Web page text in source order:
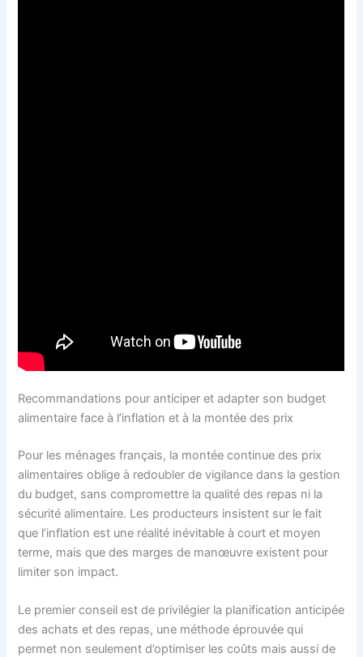
Recommandations pour anticiper et adapter son budget
alimentaire face à l’inflation et à la montée des prix
Pour les ménages français, la montée continue des prix
alimentaires oblige à redoubler de vigilance dans la gestion
du budget, sans compromettre la qualité des repas ni la
sécurité alimentaire. Les producteurs insistent sur le fait
que l’inflation est une réalité inévitable à court et moyen
terme, mais que des marges de manœuvre existent pour
limiter son impact.
Le premier conseil est de privilégier la planification anticipée
des achats et des repas, une méthode éprouvée qui
permet non seulement d’optimiser les coûts mais aussi de